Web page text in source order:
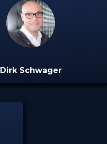
Dirk Schwager